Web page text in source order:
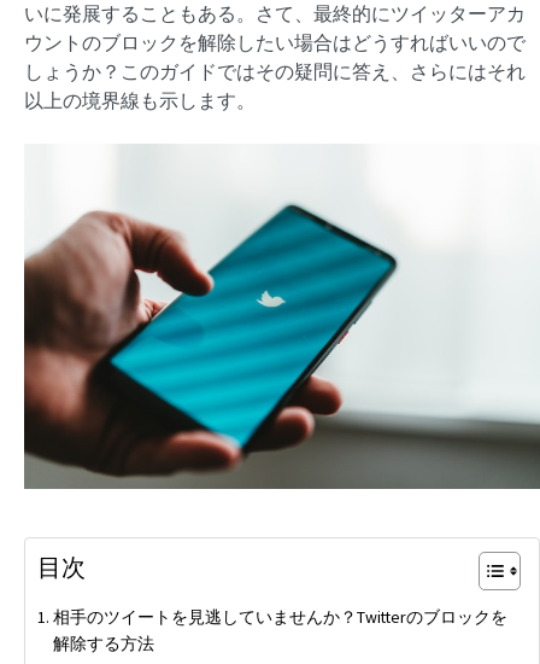
いに発展することもある。さて、最終的にツイッターアカ
ウントのブロックを解除したい場合はどうすればいいので
しょうか？このガイドではその疑問に答え、さらにはそれ
以上の境界線も示します。
目次
相手のツイートを見逃していませんか？Twitterのブロックを
解除する方法